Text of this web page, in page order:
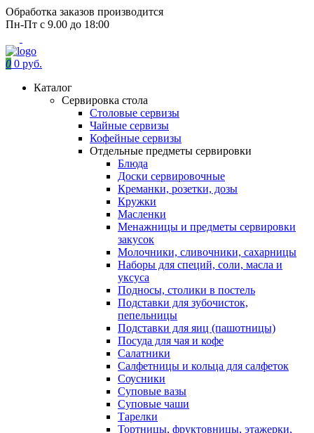
Обработка заказов производится
Пн-Пт с 9.00 до 18:00
0 0 руб.
Каталог
Сервировка стола
Столовые сервизы
Чайные сервизы
Кофейные сервизы
Отдельные предметы сервировки
Блюда
Доски сервировочные
Креманки, розетки, дозы
Кружки
Масленки
Менажницы и предметы сервировки
закусок
Молочники, сливочники, сахарницы
Наборы для специй, соли, масла и
уксуса
Подносы, столики в постель
Подставки для зубочисток,
пепельницы
Подставки для яиц (пашотницы)
Посуда для чая и кофе
Салатники
Салфетницы и кольца для салфеток
Соусники
Суповые вазы
Суповые чаши
Тарелки
Тортницы, фруктовницы, этажерки,